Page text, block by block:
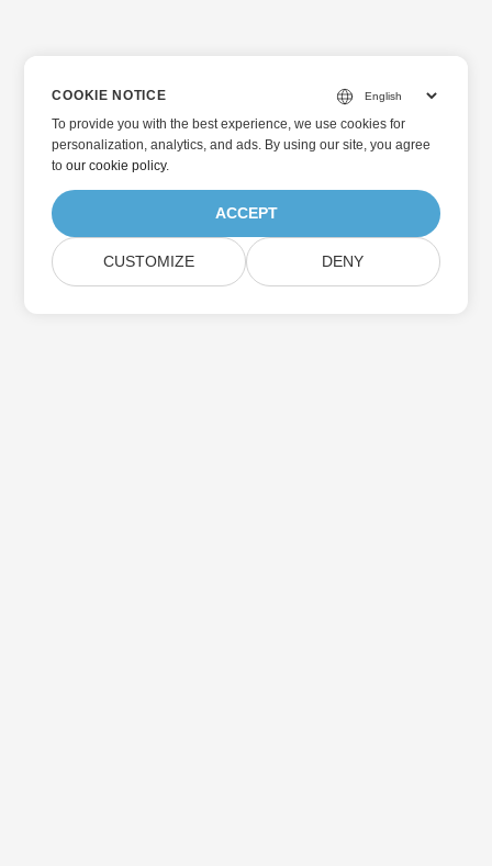
COOKIE NOTICE
To provide you with the best experience, we use cookies for
personalization, analytics, and ads. By using our site, you agree
toour cookie policy.
ACCEPT
CUSTOMIZE DENY